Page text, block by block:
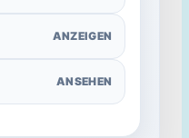
ANZEIGEN
ANSEHEN